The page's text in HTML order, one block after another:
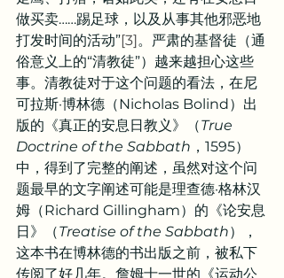
做买卖……踢足球，以及从事其他邪恶地
打发时间的活动”[3]。严肃的基督徒（通
俗意义上的“清教徒”）越来越担心这些
事。清教徒对于这个问题的看法，在尼
可拉斯·博林德（Nicholas Bolind）出
版的《真正的安息日教义》（True
Doctrine of the Sabbath ，1595）
中，得到了完整的阐述，虽然对这个问
题最早的文字阐述可能是理查德·格林汉
姆（Richard Gillingham）的《论安息
日》（Treatise of the Sabbath），
这本书在博林德的书出版之前，被私下
传阅了好几年。詹姆士一世的《运动公